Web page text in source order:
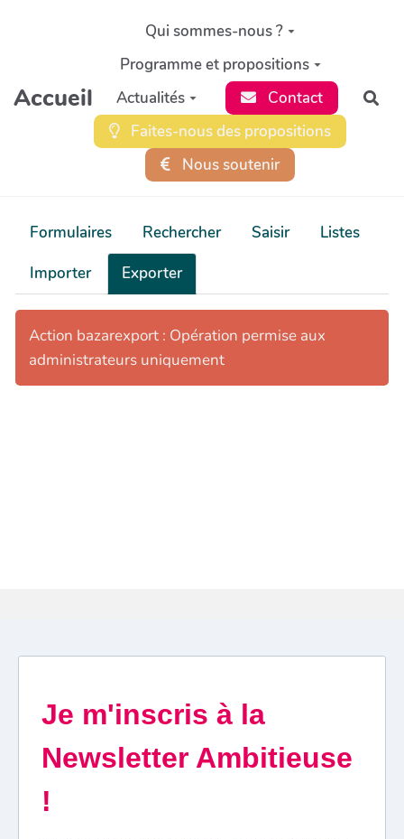
Aller au contenu principal
Accueil
Qui sommes-nous ?
Programme et propositions
Actualités
Contact
Faites-nous des propositions
Nous soutenir
Formulaires Rechercher Saisir
Listes
Importer
Exporter
Action bazarexport : Opération permise aux
administrateurs uniquement